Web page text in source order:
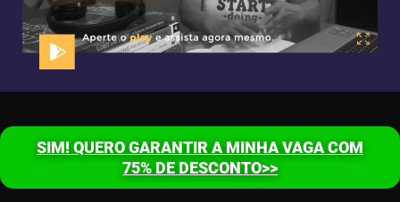
SIM! QUERO GARANTIR A MINHA VAGA COM
75% DE DESCONTO>>